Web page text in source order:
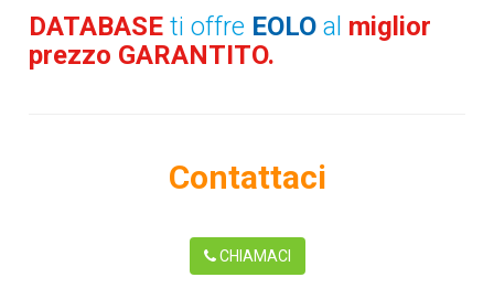
DATABASEti offre EOLO al miglior
prezzo GARANTITO.
Contattaci
CHIAMACI